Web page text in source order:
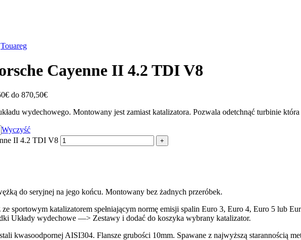
Touareg
Cayenne II 4.2 TDI V8
do 870,50€
wydechowego. Montowany jest zamiast katalizatora. Pozwala odetchnąć turbinie
Wyczyść
II 4.2 TDI V8
do seryjnej na jego końcu. Montowany bez żadnych przeróbek.
sportowym katalizatorem spełniającym normę emisji spalin Euro 3, Euro 4, Euro 5 lub
Układy wydechowe —> Zestawy i dodać do koszyka wybrany katalizator.
kwasoodpornej AISI304. Flansze grubości 10mm. Spawane z najwyższą starannością